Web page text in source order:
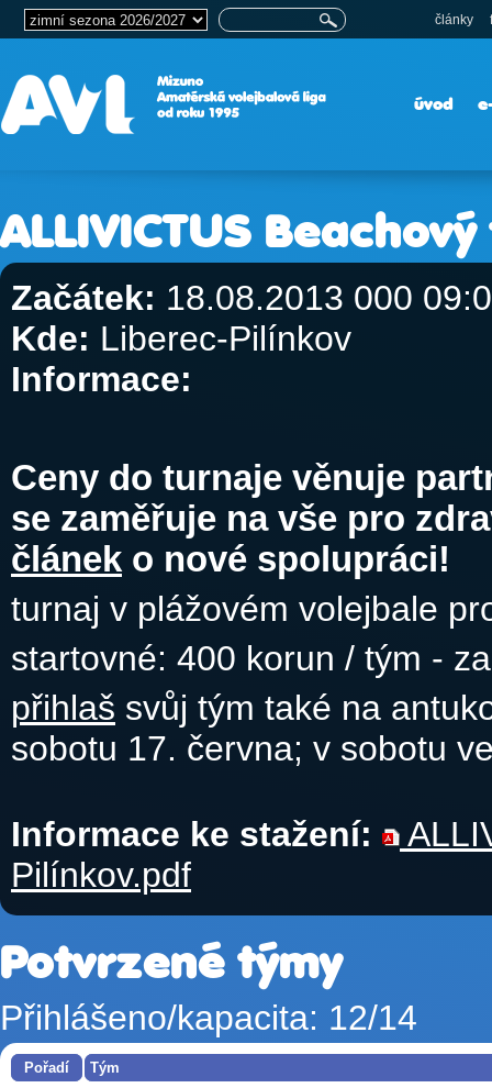
články
úvod
ALLIVICTUS
Začátek: 18.08.2013 000
Kde: Liberec-Pilínkov
Informace:
Ceny do turnaje věnuje
se zaměřuje na vše pro
článek o nové spolupráci!
turnaj v plážovém volejbale
startovné: 400 korun / tým -
přihlaš svůj tým také na
sobotu 17. června; v sobotu
Informace ke stažení:
Pilínkov.pdf
Potvrzené týmy
Přihlášeno/kapacita: 12/14
Pořadí
Tým